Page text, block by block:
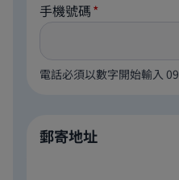
手機號碼
電話必須以數字開始輸入 09
郵寄地址